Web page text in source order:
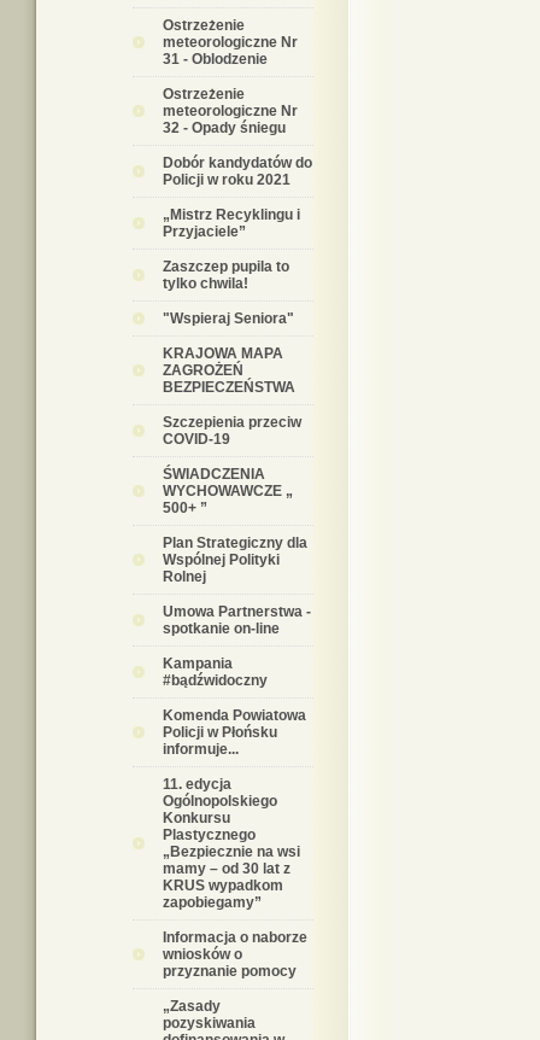
Ostrzeżenie
meteorologiczne Nr
31 - Oblodzenie
Ostrzeżenie
meteorologiczne Nr
32 - Opady śniegu
Dobór kandydatów do
Policji w roku 2021
„Mistrz Recyklingu i
Przyjaciele”
Zaszczep pupila to
tylko chwila!
"Wspieraj Seniora"
KRAJOWA MAPA
ZAGROŻEŃ
BEZPIECZEŃSTWA
Szczepienia przeciw
COVID-19
ŚWIADCZENIA
WYCHOWAWCZE „
500+ ”
Plan Strategiczny dla
Wspólnej Polityki
Rolnej
Umowa Partnerstwa -
spotkanie on-line
Kampania
#bądźwidoczny
Komenda Powiatowa
Policji w Płońsku
informuje...
11. edycja
Ogólnopolskiego
Konkursu
Plastycznego
„Bezpiecznie na wsi
mamy – od 30 lat z
KRUS wypadkom
zapobiegamy”
Informacja o naborze
wniosków o
przyznanie pomocy
„Zasady
pozyskiwania